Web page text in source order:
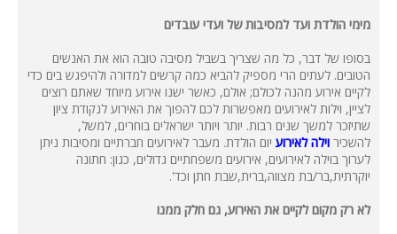
מימי הולדת ועד למסיבות של ועדי עובדים
בסופו של דבר, כל מה שצריך בשביל מסיבה טובה הוא את האנשים
הטובים. לעתים הרי מספיק להביא כמה קרשים למדורה ולהיפגש בים כדי
לקיים אירוע מהנה לכולם; אולם, כאשר ישנו אירוע מיוחד שאתם רוצים
לציין, וילות לאירועים מאפשרות לכם להפוך את האירוע לנקודת ציון
שתיזכר למשך שנים רבות. יותר ויותר ישראלים בוחרים, למשל,
להשכיר וילה לאירוע יום הולדת. מעבר לאירועים חברתיים ומסיבות ניתן
לערוך בוילה לאירועים, אירועים משפחתיים גדולים, כגון: חתונה
יוקרתית,בר/בת מצווה,ברית,שבת חתן וכד'.
לא רק מקום לקיים את האירוע, גם חלק ממנו